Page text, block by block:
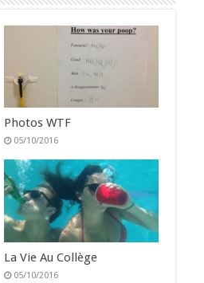
Photos WTF
05/10/2016
La Vie Au Collège
05/10/2016